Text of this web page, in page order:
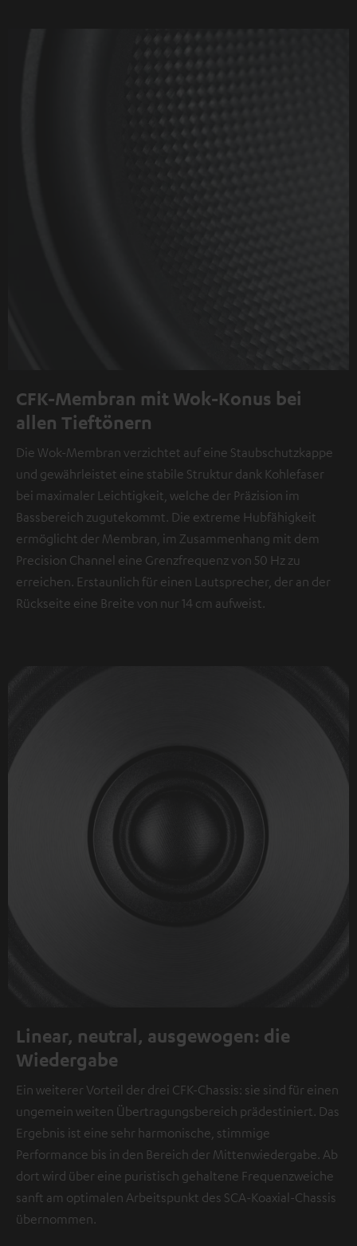
CFK-Membran mit Wok-Konus bei
allen Tieftönern
Die Wok-Membran verzichtet auf eine Staubschutzkappe
und gewährleistet eine stabile Struktur dank Kohlefaser
bei maximaler Leichtigkeit, welche der Präzision im
Bassbereich zugutekommt. Die extreme Hubfähigkeit
ermöglicht der Membran, im Zusammenhang mit dem
Precision Channel eine Grenzfrequenz von 50 Hz zu
erreichen. Erstaunlich für einen Lautsprecher, der an der
Rückseite eine Breite von nur 14 cm aufweist.
Linear, neutral, ausgewogen: die
Wiedergabe
Ein weiterer Vorteil der drei CFK-Chassis: sie sind für einen
ungemein weiten Übertragungsbereich prädestiniert. Das
Ergebnis ist eine sehr harmonische, stimmige
Performance bis in den Bereich der Mittenwiedergabe. Ab
dort wird über eine puristisch gehaltene Frequenzweiche
sanft am optimalen Arbeitspunkt des SCA-Koaxial-Chassis
übernommen.